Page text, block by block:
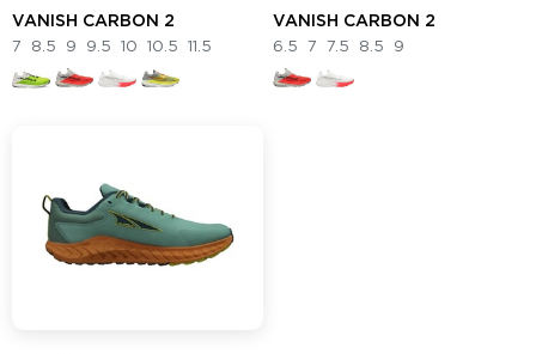
VANISH CARBON 2
7 8.5 9 9.5 10 10.5 11.5
VANISH CARBON 2
6.5 7 7.5 8.5 9